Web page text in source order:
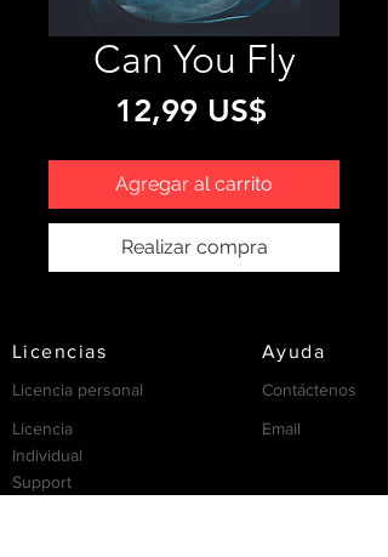
Can You Fly
12,99 US$Precio
Agregar al carrito
Realizar compra
Licencias Ayuda
Licencia personal
Licencia
Individual
Contáctenos
Email
Support